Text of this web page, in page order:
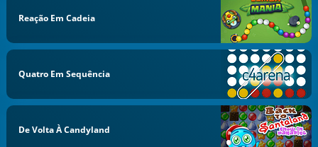
Reação Em Cadeia
Quatro Em Sequência
De Volta À Candyland